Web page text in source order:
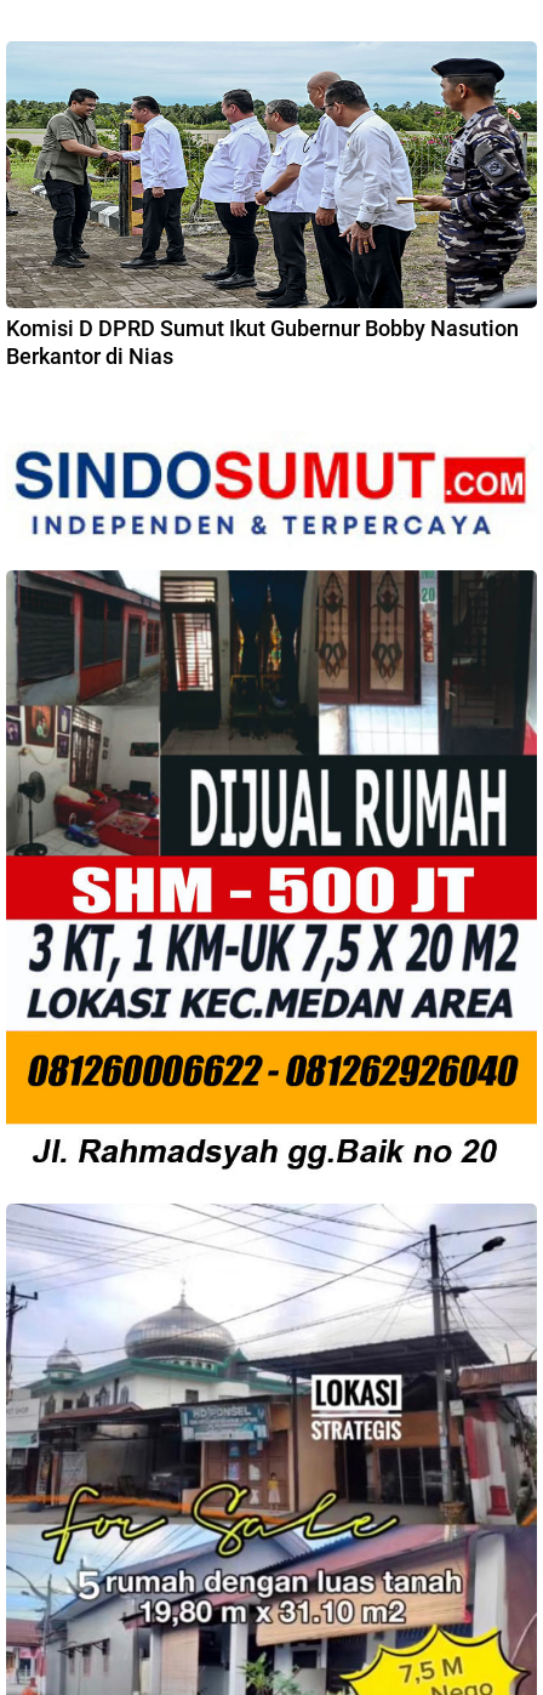
Komisi D DPRD Sumut Ikut Gubernur Bobby Nasution
Berkantor di Nias